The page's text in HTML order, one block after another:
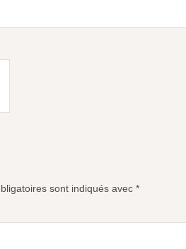
sont indiqués avec *